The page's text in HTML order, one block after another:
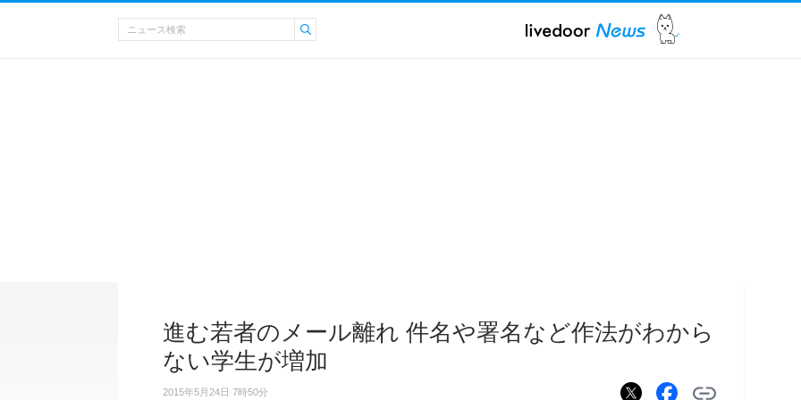
進む若者のメール離れ 件名や署名など作法がわから
ない学生が増加
2015年5月24日 7時50分